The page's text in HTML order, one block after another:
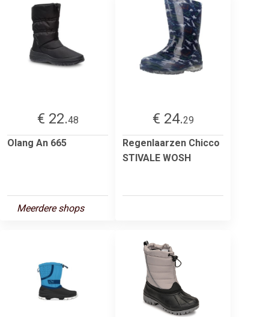
€ 22.48
Olang An 665
Meerdere shops
€ 24.29
Regenlaarzen Chicco
STIVALE WOSH